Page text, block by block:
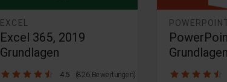
EXCEL
Excel 365, 2019
Grundlagen
4.5 / 5 4.5 (826 Bewertungen) 4.5 / 5